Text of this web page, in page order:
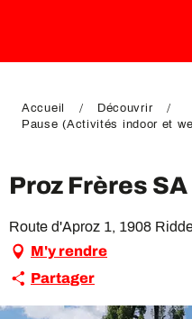
DE
Accueil
Découvrir
Pause (Activités indoor et
Proz Frères SA
Route d'Aproz 1, 1908
M'y rendre
Partager